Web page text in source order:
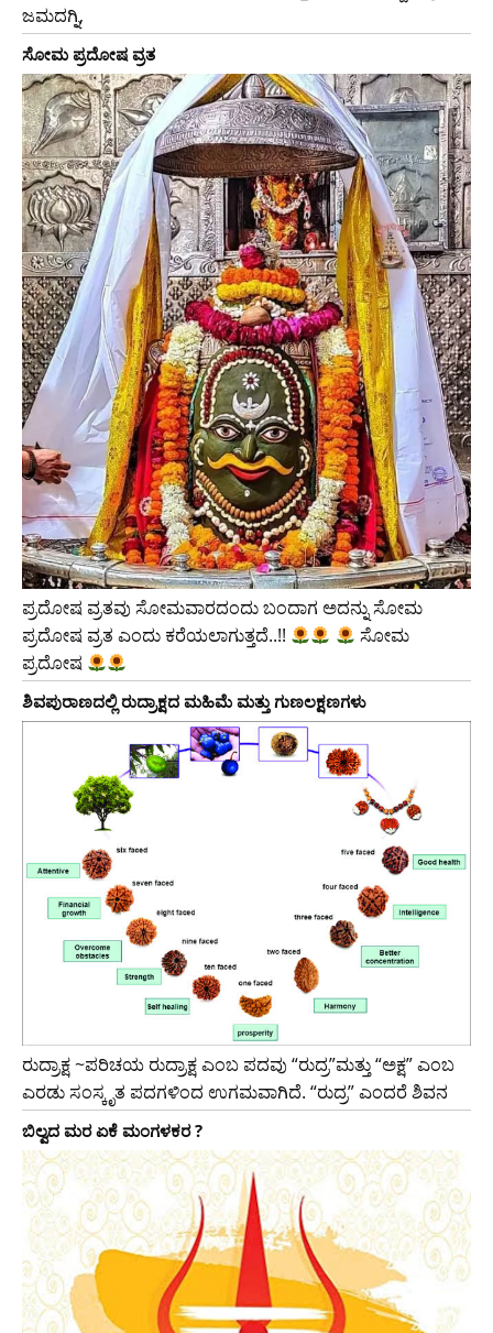
ಜಮದಗ್ನಿ,
ಸೋಮ ಪ್ರದೋಷ ವ್ರತ
ಪ್ರದೋಷ ವ್ರತವು ಸೋಮವಾರದಂದು ಬಂದಾಗ ಅದನ್ನು ಸೋಮ
ಪ್ರದೋಷ ವ್ರತ ಎಂದು ಕರೆಯಲಾಗುತ್ತದೆ..!!
ಸೋಮ
ಪ್ರದೋಷ
ಶಿವಪುರಾಣದಲ್ಲಿ ರುದ್ರಾಕ್ಷದ ಮಹಿಮೆ ಮತ್ತು ಗುಣಲಕ್ಷಣಗಳು
ರುದ್ರಾಕ್ಷ ~ಪರಿಚಯ ರುದ್ರಾಕ್ಷ ಎಂಬ ಪದವು “ರುದ್ರ”ಮತ್ತು “ಅಕ್ಷ” ಎಂಬ
ಎರಡು ಸಂಸ್ಕೃತ ಪದಗಳಿಂದ ಉಗಮವಾಗಿದೆ. “ರುದ್ರ” ಎಂದರೆ ಶಿವನ
ಬಿಲ್ವದ ಮರ ಏಕೆ ಮಂಗಳಕರ ?